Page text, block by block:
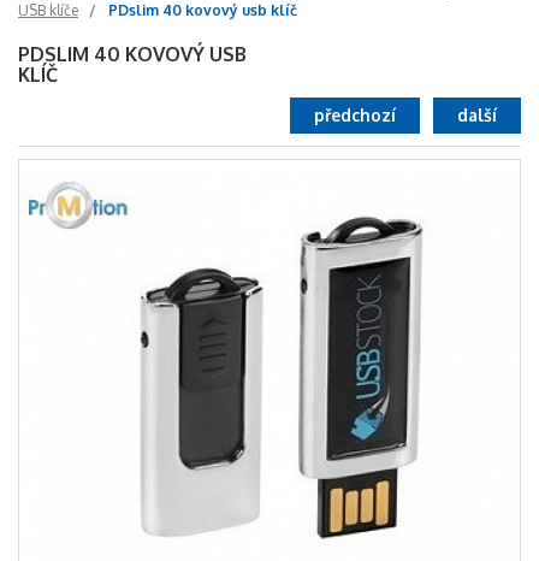
USB klíče
PDslim 40 kovový usb klíč
PDSLIM 40 KOVOVÝ USB
KLÍČ
další
předchozí